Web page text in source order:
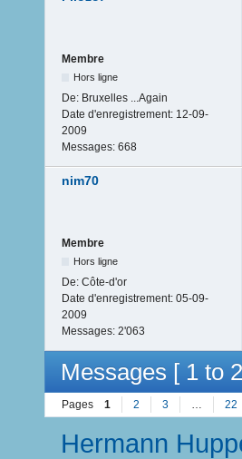
Membre
Hors ligne
De: Bruxelles ...Again
Date d'enregistrement: 12-09-
2009
Messages: 668
nim70
Membre
Hors ligne
De: Côte-d'or
Date d'enregistrement: 05-09-
2009
Messages: 2'063
Messages [ 1 to
Pages 1 2 3 … 22
Hermann